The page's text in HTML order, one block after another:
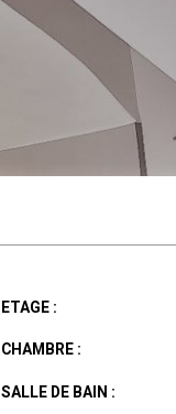
ETAGE :
CHAMBRE :
SALLE DE BAIN :